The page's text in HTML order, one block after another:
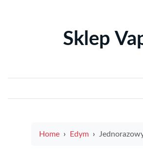
Sklep
Home Edym Jednorazowy e papieros